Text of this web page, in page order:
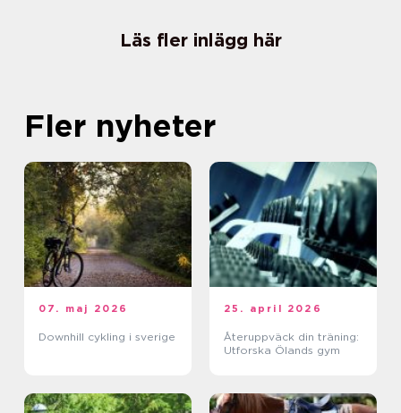
Läs fler inlägg här
Fler nyheter
07. maj 2026
Downhill cykling i sverige
25. april 2026
Återuppväck din träning:
Utforska Ölands gym